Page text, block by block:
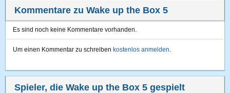
Kommentare zu Wake up the Box 5
Es sind noch keine Kommentare vorhanden.
Um einen Kommentar zu schreiben kostenlos anmelden.
Spieler, die Wake up the Box 5 gespielt